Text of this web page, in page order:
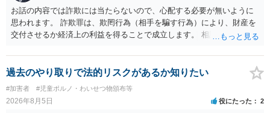
お話の内容では詐欺には当たらないので、心配する必要が無いように
思われます。 詐欺罪は、欺罔行為（相手を騙す行為）により、財産を
交付させるか経済上の利益を得ることで成立します。 相談者さんは、
ので、詐欺罪の実行行為性が無く罪に問うことはできません。 おそら
く、相手が真実を話せば警察も取り合わないと思いますが、虚偽の内
容を述べた場合は、捜査はあるかもしれません。 ただし、捜査におい
て、真実を説明すれば、「ちゃんと返しなさいよ」程度の注意で済む
ことだと思われます。 また、返せるお金が無いのであれば、返せない
過去のやり取りで法的リスクがあるか知りたい
#加害者 #児童ポルノ・わいせつ物頒布等
2026年8月5日 役にたった 2